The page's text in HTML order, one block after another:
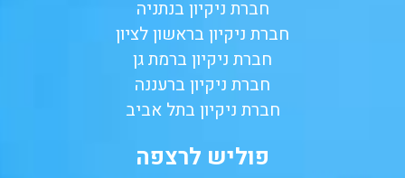
חברת ניקיון בנתניה
חברת ניקיון בראשון לציון
חברת ניקיון ברמת גן
חברת ניקיון ברעננה
חברת ניקיון בתל אביב
פוליש לרצפה